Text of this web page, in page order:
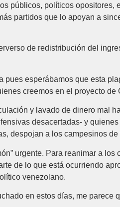
públicos, políticos
partidos que lo apoyan a
de redistribución del
pues esperábamos que esta
creemos en el proyecto de
y lavado de dinero mal
desacertadas- y
despojan a los campesinos de
urgente. Para reanimar a
de lo que está ocurriendo
venezolano.
en estos días, me parece